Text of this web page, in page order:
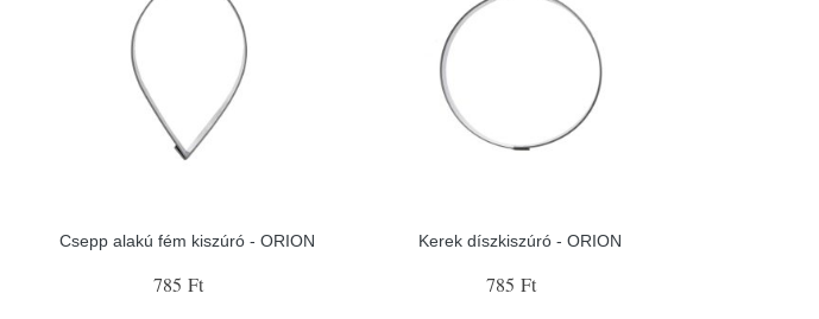
Csepp alakú fém kiszúró - ORION
785 Ft
Kerek díszkiszúró - ORION
785 Ft